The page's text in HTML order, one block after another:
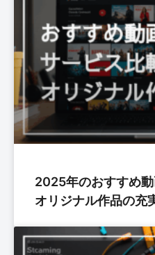
2025年のおすすめ
オリジナル作品の充